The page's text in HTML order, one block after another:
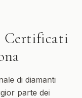
Certificati
di diamanti
parte dei